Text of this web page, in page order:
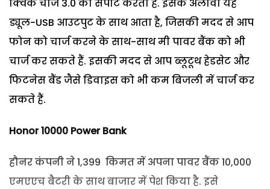
क्विक चार्ज 3.0 को सपोर्ट करता है. इसके अलावा यह
ड्यूल-USB आउटपुट के साथ आता है, जिसकी मदद से आप
फोन को चार्ज करने के साथ-साथ मी पावर बैंक को भी
चार्ज कर सकते हैं. इसकी मदद से आप ब्लूटूथ हेडसेट और
फिटनेस बैंड जैसे डिवाइस को भी कम बिजली में चार्ज कर
सकते हैं.
Honor10000 Power Bank
हौनर कंपनी ने 1,399 किमत में अपना पावर बैंक 10,000
एमएएच बैटरी के साथ बाजार में पेश किया है. इसे